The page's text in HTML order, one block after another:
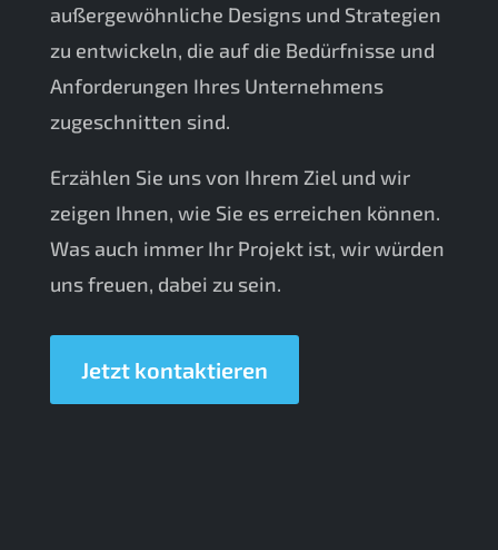
außergewöhnliche Designs und Strategien
zu entwickeln, die auf die Bedürfnisse und
Anforderungen Ihres Unternehmens
zugeschnitten sind.
Erzählen Sie uns von Ihrem Ziel und wir
zeigen Ihnen, wie Sie es erreichen können.
Was auch immer Ihr Projekt ist, wir würden
uns freuen, dabei zu sein.
Jetzt kontaktieren